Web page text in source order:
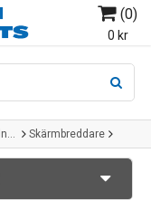
(0)
0 kr
Plast- och prydnadsdetaljer Skärmbreddare